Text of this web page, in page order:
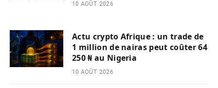
10 AOÛT 2026
Actu crypto Afrique : un trade de
1 million de nairas peut coûter 64
250 ₦ au Nigeria
10 AOÛT 2026